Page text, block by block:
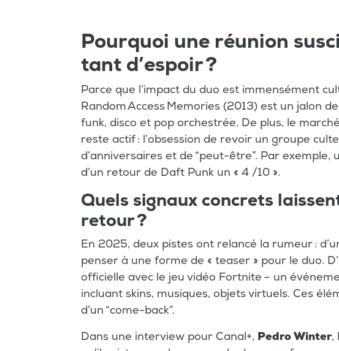
Pourquoi une réunion
tant d’espoir ?
Parce que l’impact du duo est immensément
Random Access Memories (2013) est un jalon
funk, disco et pop orchestrée. De plus, le
reste actif : l’obsession de revoir un groupe
d’anniversaires et de “peut-être”. Par
d’un retour de Daft Punk un « 4 /10 ».
Quels signaux concrets
retour ?
En 2025, deux pistes ont relancé la rumeur :
penser à une forme de « teaser » pour le duo.
officielle avec le jeu vidéo Fortnite – un
incluant skins, musiques, objets virtuels. Ces
d’un “come-back”.
Dans une interview pour Canal+, Pedro Winter,